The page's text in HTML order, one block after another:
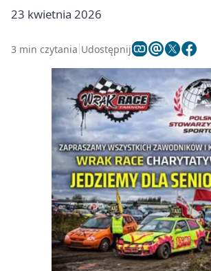
23 kwietnia 2026
3 min czytania Udostępnij